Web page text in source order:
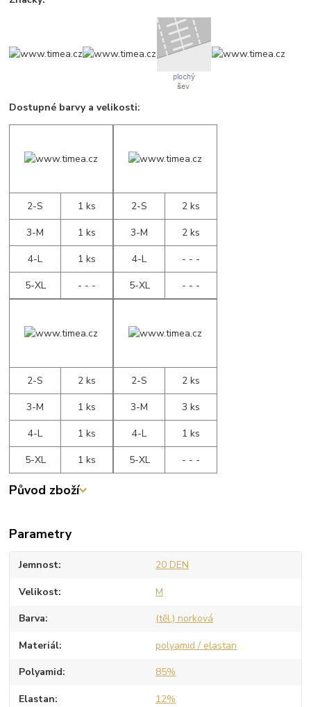
Dostupné barvy a velikosti:
2-S
1 ks
3-M
1 ks
4-L
1 ks
5-XL
- - -
2-S
2 ks
3-M
2 ks
4-L
- - -
5-XL
- - -
2-S
2 ks
3-M
1 ks
4-L
1 ks
5-XL
1 ks
2-S
2 ks
3-M
3 ks
4-L
1 ks
5-XL
- - -
Původ zboží
Parametry
Jemnost 20 DEN
Velikost M
Barva (těl.) norková
Materiál polyamid / elastan
Polyamid 85%
Elastan 12%